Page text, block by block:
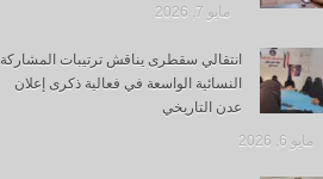
مايو 7, 2026
انتقالي سقطرى يناقش ترتيبات المشاركة
النسائية الواسعة في فعالية ذكرى إعلان
عدن التاريخي
مايو 6, 2026